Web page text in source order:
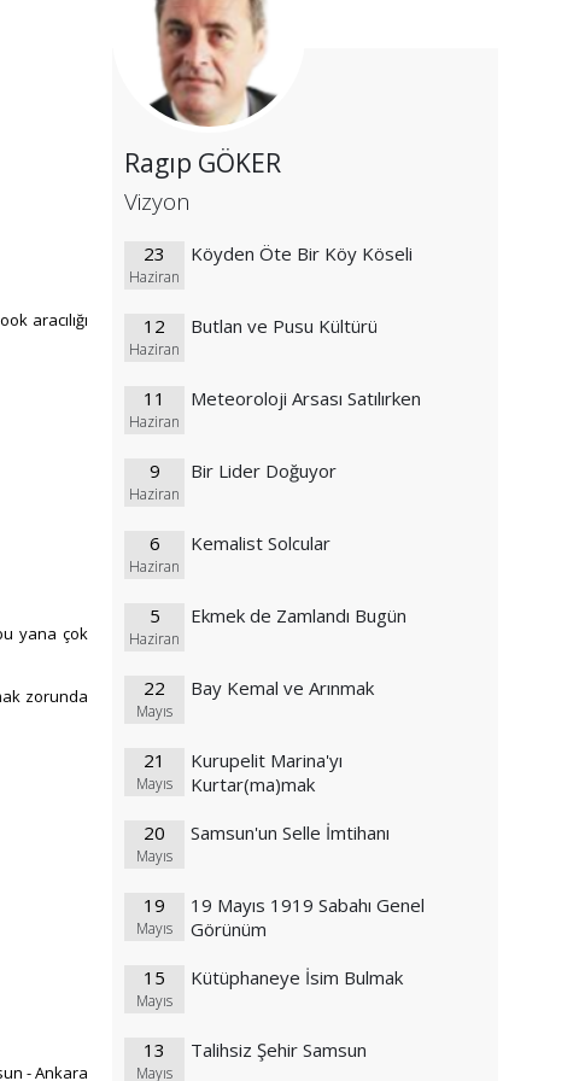
aracılığı
yana çok
zorunda
- Ankara
Ragıp GÖKER
Vizyon
23
Haziran
Köyden Öte Bir Köy Köseli
12
Haziran
Butlan ve Pusu Kültürü
11
Haziran
Meteoroloji Arsası Satılırken
9
Haziran
Bir Lider Doğuyor
6
Haziran
Kemalist Solcular
5
Haziran
Ekmek de Zamlandı Bugün
22
Mayıs
Bay Kemal ve Arınmak
21
Mayıs
Kurupelit Marina'yı
Kurtar(ma)mak
20
Mayıs
Samsun'un Selle İmtihanı
19
Mayıs
19 Mayıs 1919 Sabahı Genel
Görünüm
15
Mayıs
Kütüphaneye İsim Bulmak
13
Mayıs
Talihsiz Şehir Samsun